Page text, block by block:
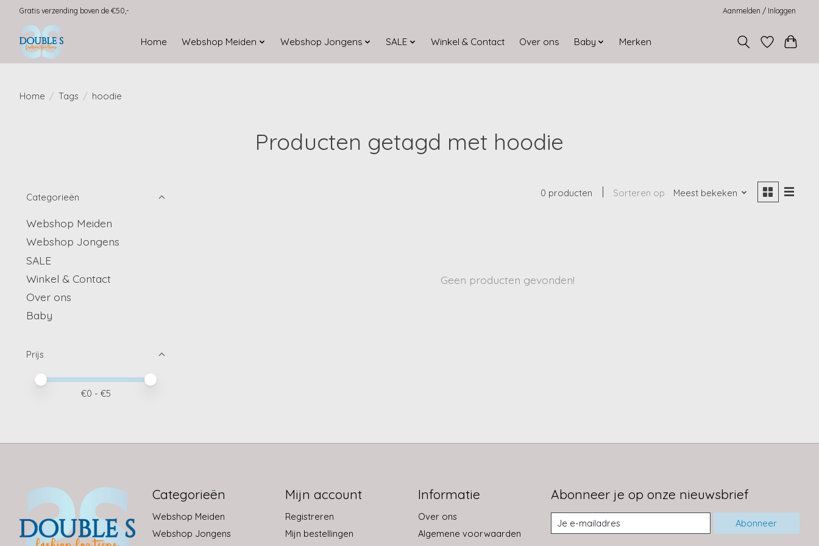
Gratis verzending boven de €50,- Aanmelden / Inloggen
Home Webshop Meiden Webshop Jongens SALE Winkel & Contact Over ons Baby Merken
Home / Tags / hoodie
Producten getagd met hoodie
Categorieën
Webshop Meiden
Webshop Jongens
SALE
Winkel & Contact
Over ons
Baby
Prijs
Minimale prijswaarde
Price maximum value
€0 - €5
0 producten Sorteren op Meest bekeken
Geen producten gevonden!
Categorieën
Webshop Meiden
Webshop Jongens
Mijn account
Registreren
Mijn bestellingen
Informatie
Over ons
Algemene voorwaarden
Abonneer je op onze nieuwsbrief
Abonneer